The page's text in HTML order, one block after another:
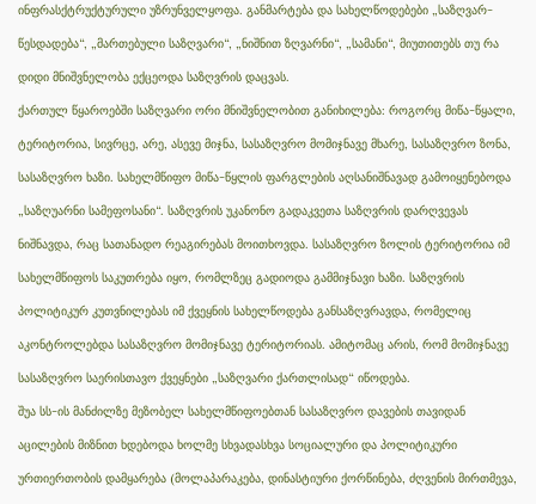
ინფრასქტრუქტურული უზრუნველყოფა. განმარტება და სახელწოდებები „საზღვარ-
წესდადება“, „მართებული საზღვარი“, „ნიშნით ზღვარნი“, „სამანი“, მიუთითებს თუ რა
დიდი მნიშვნელობა ექცეოდა საზღვრის დაცვას.
ქართულ წყაროებში საზღვარი ორი მნიშვნელობით განიხილება: როგორც მიწა-წყალი,
ტერიტორია, სივრცე, არე, ასევე მიჯნა, სასაზღვრო მომიჯნავე მხარე, სასაზღვრო ზონა,
სასაზღვრო ხაზი. სახელმწიფო მიწა-წყლის ფარგლების აღსანიშნავად გამოიყენებოდა
„საზღუარნი სამეფოსანი“. საზღვრის უკანონო გადაკვეთა საზღვრის დარღვევას
ნიშნავდა, რაც სათანადო რეაგირებას მოითხოვდა. სასაზღვრო ზოლის ტერიტორია იმ
სახელმწიფოს საკუთრება იყო, რომლზეც გადიოდა გამმიჯნავი ხაზი. საზღვრის
პოლიტიკურ კუთვნილებას იმ ქვეყნის სახელწოდება განსაზღვრავდა, რომელიც
აკონტროლებდა სასაზღვრო მომიჯნავე ტერიტორიას. ამიტომაც არის, რომ მომიჯნავე
სასაზღვრო საერისთავო ქვეყნები „საზღვარი ქართლისად“ იწოდება.
შუა სს-ის მანძილზე მეზობელ სახელმწიფოებთან სასაზღვრო დავების თავიდან
აცილების მიზნით ხდებოდა ხოლმე სხვადასხვა სოციალური და პოლიტიკური
ურთიერთობის დამყარება (მოლაპარაკება, დინასტიური ქორწინება, ძღვენის მირთმევა,